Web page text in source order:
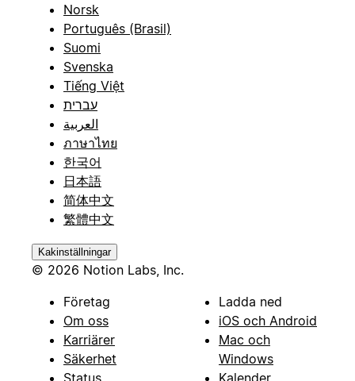
Norsk
Português (Brasil)
Suomi
Svenska
Tiếng Việt
עברית
العربية
ภาษาไทย
한국어
日本語
简体中文
繁體中文
Kakinställningar
© 2026 Notion Labs, Inc.
Företag
Om oss
Karriärer
Säkerhet
Ladda ned
iOS och Android
Mac och
Windows